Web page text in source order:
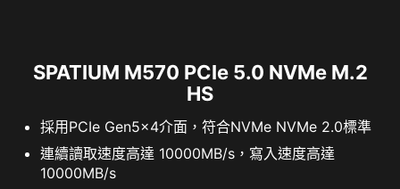
SPATIUM M570 PCIe 5.0 NVMe M.2
HS
採用PCIe Gen5x4介面，符合NVMe NVMe 2.0標準
連續讀取速度高達 10000MB/s，寫入速度高達
10000MB/s